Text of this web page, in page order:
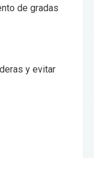
de gradas
y evitar